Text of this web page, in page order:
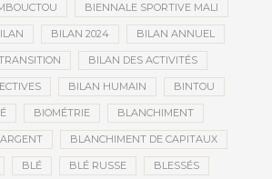
BIENNALE SPORTIVE MALI
BILAN 2024 BILAN ANNUEL
BILAN DES ACTIVITÉS
BILAN HUMAIN BINTOU
BIOMÉTRIE BLANCHIMENT
BLANCHIMENT DE CAPITAUX
BLÉ BLÉ RUSSE BLESSÉS